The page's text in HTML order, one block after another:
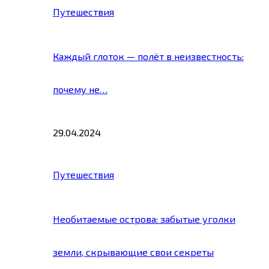
Путешествия
Каждый глоток — полёт в неизвестность:
почему не…
29.04.2024
Путешествия
Необитаемые острова: забытые уголки
земли, скрывающие свои секреты